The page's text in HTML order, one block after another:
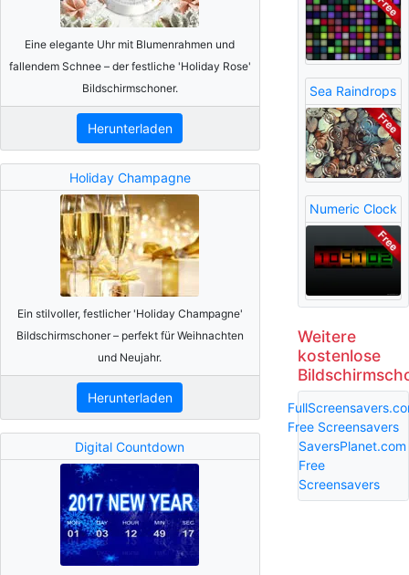
Eine elegante Uhr mit Blumenrahmen und
fallendem Schnee – der festliche 'Holiday Rose'
Bildschirmschoner.
Herunterladen
Holiday Champagne
Ein stilvoller, festlicher 'Holiday Champagne'
Bildschirmschoner – perfekt für Weihnachten
und Neujahr.
Herunterladen
Digital Countdown
Sea Raindrops
Numeric Clock
Weitere
kostenlose
Free Screensavers
SaversPlanet.com
Free
Screensavers